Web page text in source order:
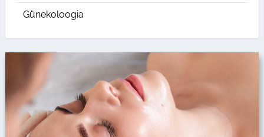
Günekoloogia